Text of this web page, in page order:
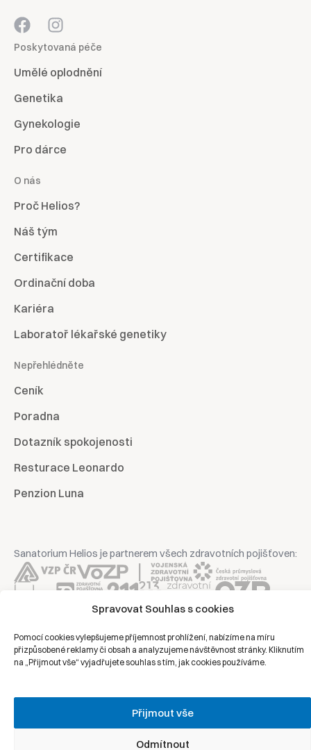
Spravovat Souhlas s cookies
Pomocí cookies vylepšujeme příjemnost prohlížení, nabízíme na míru
přizpůsobené reklamy či obsah a analyzujeme návštěvnost stránky. Kliknutím
na „Přijmout vše“ vyjadřujete souhlas s tím, jak cookies používáme.
Přijmout vše
Odmítnout
Poskytovaná péče
Umělé oplodnění
Genetika
Gynekologie
Pro dárce
O nás
Proč Helios?
Náš tým
Certifikace
Ordinační doba
Kariéra
Laboratoř lékařské genetiky
Nepřehlédněte
Ceník
Poradna
Dotazník spokojenosti
Resturace Leonardo
Penzion Luna
Sanatorium Helios je partnerem všech zdravotních pojišťoven:
Ochrana osobních údajů
Právní prohlášení